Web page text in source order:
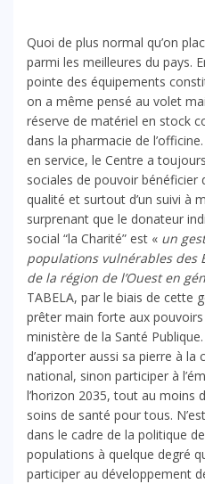
Quoi de plus normal qu’on
parmi les meilleures du pays.
pointe des équipements
on a même pensé au volet
réserve de matériel en stock
dans la pharmacie de
en service, le Centre a
sociales de pouvoir bénéficier
qualité et surtout d’un suivi à
surprenant que le donateur
social “la Charité” est « un
populations vulnérables des
de la région de l’Ouest en
TABELA, par le biais de cette
prêter main forte aux
ministère de la Santé
d’apporter aussi sa pierre à la
national, sinon participer à
l’horizon 2035, tout au moins
soins de santé pour tous.
dans le cadre de la politique
populations à quelque degré
participer au développement